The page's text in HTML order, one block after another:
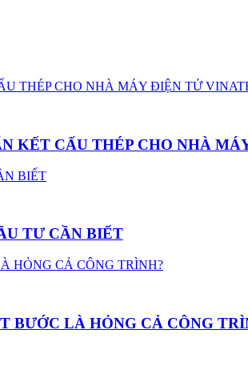
KẾT CẤU THÉP CHO NHÀ
TƯ CẦN BIẾT
BƯỚC LÀ HỎNG CẢ CÔNG